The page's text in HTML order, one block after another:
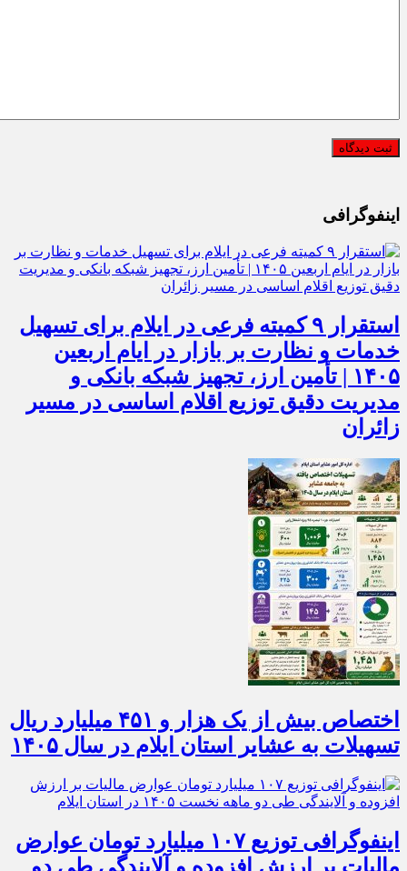
اینفوگرافی
استقرار ۹ کمیته فرعی در ایلام برای تسهیل
خدمات و نظارت بر بازار در ایام اربعین
۱۴۰۵ | تأمین ارز، تجهیز شبکه بانکی و
مدیریت دقیق توزیع اقلام اساسی در مسیر
زائران
اختصاص بیش از یک هزار و ۴۵۱ میلیارد ریال
تسهیلات به عشایر استان ایلام در سال ۱۴۰۵
اینفوگرافی توزیع ۱۰۷ میلیارد تومان عوارض